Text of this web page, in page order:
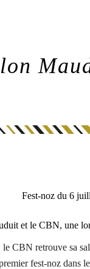
du 6 juillet
et le CBN, une
le CBN retrouve sa
fest-noz dans